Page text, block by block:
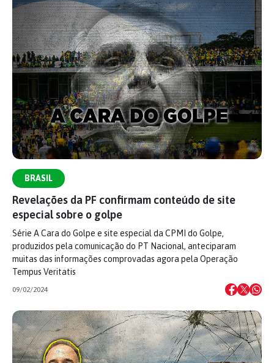
BRASIL
Revelações da PF confirmam conteúdo de site
especial sobre o golpe
Série A Cara do Golpe e site especial da CPMI do Golpe,
produzidos pela comunicação do PT Nacional, anteciparam
muitas das informações comprovadas agora pela Operação
Tempus Veritatis
09/02/2024